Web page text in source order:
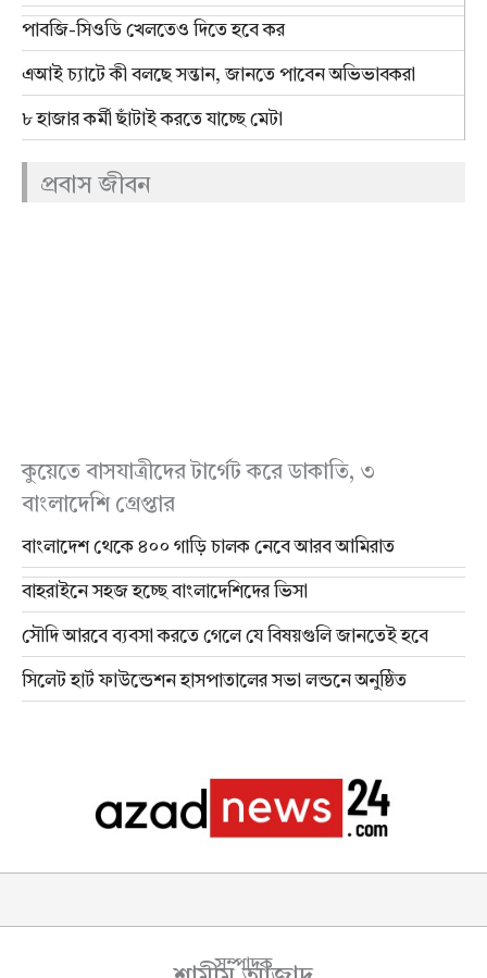
পাবজি-সিওডি খেলতেও দিতে হবে কর
এআই চ্যাটে কী বলছে সন্তান, জানতে পাবেন অভিভাবকরা
৮ হাজার কর্মী ছাঁটাই করতে যাচ্ছে মেটা
প্রবাস জীবন
কুয়েতে বাসযাত্রীদের টার্গেট করে ডাকাতি, ৩
বাংলাদেশি গ্রেপ্তার
বাংলাদেশ থেকে ৪০০ গাড়ি চালক নেবে আরব আমিরাত
বাহরাইনে সহজ হচ্ছে বাংলাদেশিদের ভিসা
সৌদি আরবে ব্যবসা করতে গেলে যে বিষয়গুলি জানতেই হবে
সিলেট হার্ট ফাউন্ডেশন হাসপাতালের সভা লন্ডনে অনুষ্ঠিত
সম্পাদক